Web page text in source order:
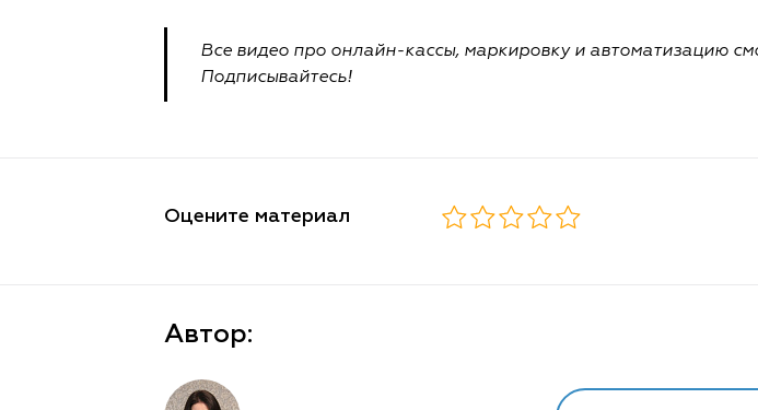
Все видео про онлайн-кассы, маркировку и автоматизацию
Подписывайтесь!
Оцените материал
Автор: